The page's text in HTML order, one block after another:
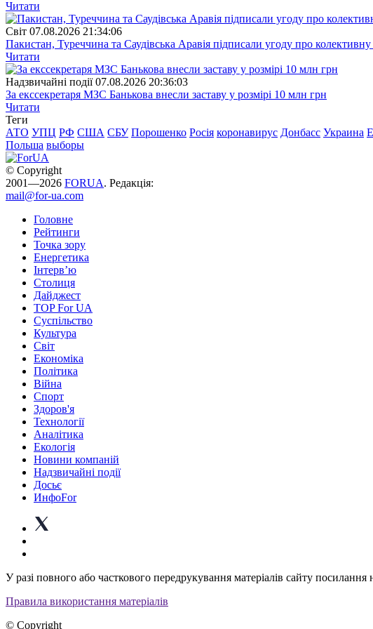
Читати
Свiт 07.08.2026 21:34:06
Пакистан, Туреччина та Саудівська Аравія підписали угоду про
Читати
Надзвичайні події 07.08.2026 20:36:03
За екссекретаря МЗС Банькова внесли заставу у розмірі 10 млн грн
Читати
Теги
АТО УПЦ РФ США СБУ Порошенко Росія коронавирус Донбасс Украина
Польша выборы
© Copyright
2001—2026 FORUA. Редакція:
mail@for-ua.com
Головне
Рейтинги
Точка зору
Енергетика
Інтерв’ю
Столиця
Дайджест
TOP For UA
Суспiльство
Культура
Світ
Економіка
Політика
Війна
Спорт
Здоров'я
Технології
Аналітика
Екологія
Новини компаній
Надзвичайні події
Досьє
ИнфоFor
У разі повного або часткового передрукування матеріалів сайту
Правила використання матеріалів
© Copyright